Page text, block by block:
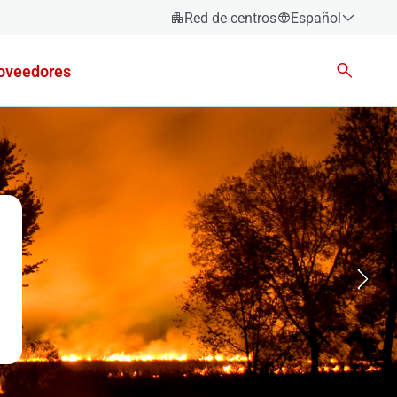
Red de centros
Español
Euskara
Valencià
English